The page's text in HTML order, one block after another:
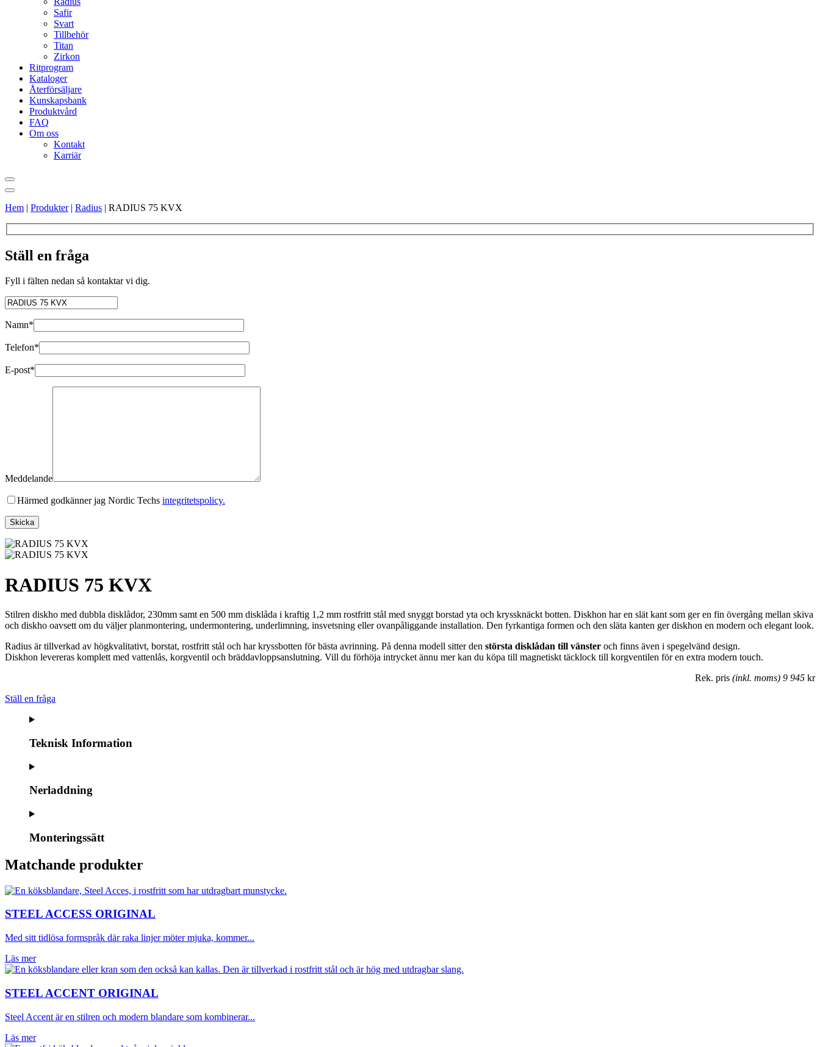
Safir
Svart
Tillbehör
Titan
Zirkon
Ritprogram
Kataloger
Återförsäljare
Kunskapsbank
Produktvård
FAQ
Om oss
Kontakt
Karriär
Hem | Produkter| Radius | RADIUS 75 KVX
Ställ en fråga
Fyll i fälten nedan så kontaktar vi dig.
Namn*
Telefon*
E-post*
Meddelande
Härmed godkänner jag Nordic Techs integritetspolicy.
RADIUS 75 KVX
Stilren diskho med dubbla disklådor, 230mm samt en 500 mm disklåda i kraftig 1,2 mm rostfritt stål med snyggt borstad yta och kryssknäckt botten. Diskhon har en slät kant som ger en fin övergång mellan skiva
och diskho oavsett om du väljer planmontering, undermontering, underlimning, insvetsning eller ovanpåliggande installation. Den fyrkantiga formen och den släta kanten ger diskhon en modern och elegant look.
Radius är tillverkad av högkvalitativt, borstat, rostfritt stål och har kryssbotten för bästa avrinning. På denna modell sitter den största disklådan till vänster och finns även i spegelvänd design.
Diskhon levereras komplett med vattenlås, korgventil och bräddavloppsanslutning. Vill du förhöja intrycket ännu mer kan du köpa till magnetiskt täcklock till korgventilen för en extra modern touch.
Rek. pris (inkl. moms) 9 945 kr
Ställ en fråga
Teknisk Information
Nerladdning
Monteringssätt
Matchande produkter
STEEL ACCESS ORIGINAL
Med sitt tidlösa formspråk där raka linjer möter mjuka, kommer...
Läs mer
STEEL ACCENT ORIGINAL
Steel Accent är en stilren och modern blandare som kombinerar...
Läs mer